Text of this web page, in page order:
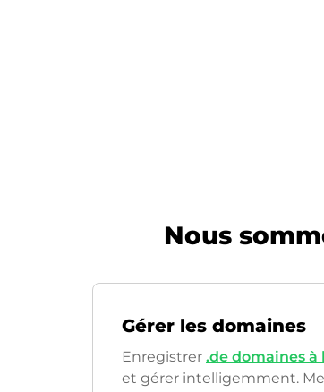
Nous
Gérer les domaines
Enregistrer .de domaines à
et gérer intelligemment.